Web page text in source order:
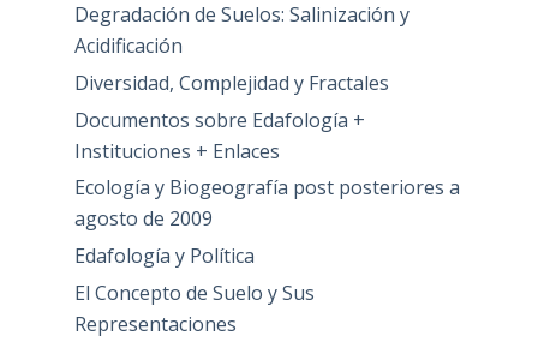
Degradación de Suelos: Salinización y
Acidificación
Diversidad, Complejidad y Fractales
Documentos sobre Edafología +
Instituciones + Enlaces
Ecología y Biogeografía post posteriores a
agosto de 2009
Edafología y Política
El Concepto de Suelo y Sus
Representaciones